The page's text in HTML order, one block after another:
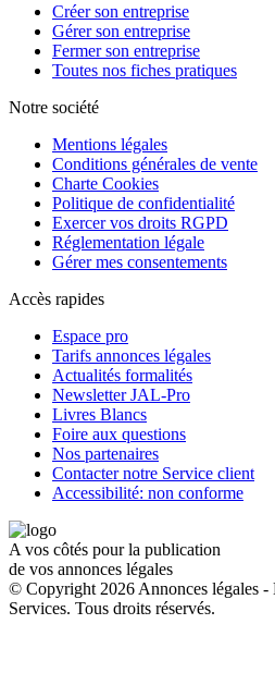
Créer son entreprise
Gérer son entreprise
Fermer son entreprise
Toutes nos fiches pratiques
Notre société
Mentions légales
Conditions générales de vente
Charte Cookies
Politique de confidentialité
Exercer vos droits RGPD
Réglementation légale
Gérer mes consentements
Accès rapides
Espace pro
Tarifs annonces légales
Actualités formalités
Newsletter JAL-Pro
Livres Blancs
Foire aux questions
Nos partenaires
Contacter notre Service client
Accessibilité: non conforme
A vos côtés pour la publication
de vos annonces légales
© Copyright 2026 Annonces légales -
Services. Tous droits réservés.